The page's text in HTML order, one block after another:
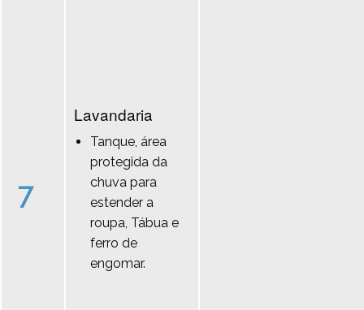
7
Lavandaria
Tanque, área
protegida da
chuva para
estender a
roupa, Tábua e
ferro de
engomar.